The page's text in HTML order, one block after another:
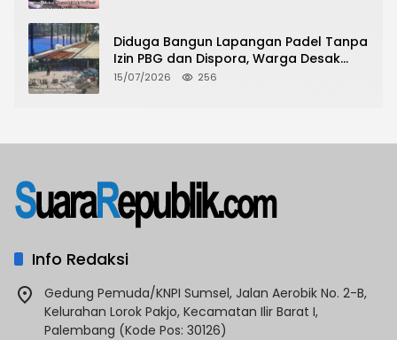
Diduga Bangun Lapangan Padel Tanpa
Izin PBG dan Dispora, Warga Desak
CKTRP dan Dispora Jakarta Barat
15/07/2026 256
Info Redaksi
Gedung Pemuda/KNPI Sumsel, Jalan Aerobik No. 2-B,
Kelurahan Lorok Pakjo, Kecamatan Ilir Barat I,
Palembang (Kode Pos: 30126)